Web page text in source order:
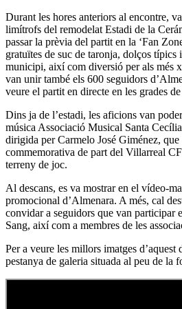
Durant les hores anteriors al encontre,
limítrofs del remodelat Estadi de la
passar la prèvia del partit en la ‘Fan
gratuïtes de suc de taronja, dolços
municipi, així com diversió per als més
van unir també els 600 seguidors
veure el partit en directe en les grades
Dins ja de l’estadi, les aficions van
música Associació Musical Santa
dirigida per Carmelo José Giménez, que
commemorativa de part del Villarreal
terreny de joc.
Al descans, es va mostrar en el vídeo-
promocional d’Almenara. A més, cal
convidar a seguidors que van participar
Sang, així com a membres de les
Per a veure les millors imatges d’aquest
pestanya de galeria situada al peu de la